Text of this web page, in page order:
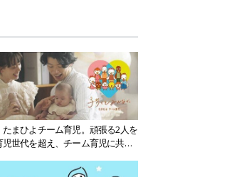
まひよチーム育児。頑張る2人を
世代を超え、チーム育児に共感